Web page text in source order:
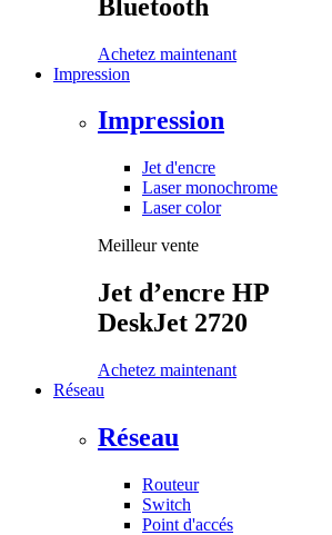
Bluetooth
Achetez maintenant
Impression
Impression
Jet d'encre
Laser monochrome
Laser color
Meilleur vente
Jet d’encre HP
DeskJet 2720
Achetez maintenant
Réseau
Réseau
Routeur
Switch
Point d'accés